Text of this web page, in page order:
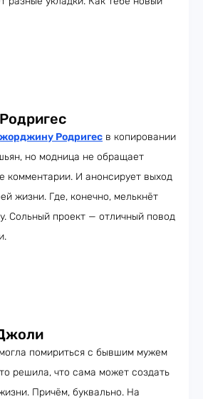
Родригес в копировании
но модница не обращает
комментарии. И анонсирует выход
жизни. Где, конечно, мелькнёт
Сольный проект — отличный повод
помириться с бывшим мужем
решила, что сама может создать
Причём, буквально. На